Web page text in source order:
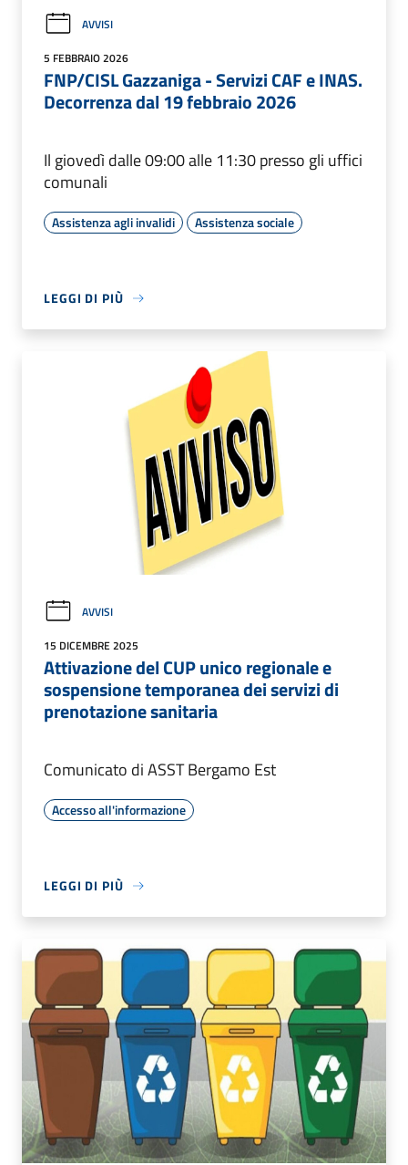
AVVISI
5 FEBBRAIO 2026
FNP/CISL Gazzaniga - Servizi CAF e INAS.
Decorrenza dal 19 febbraio 2026
Il giovedì dalle 09:00 alle 11:30 presso gli uffici
comunali
Assistenza agli invalidi Assistenza sociale
LEGGI DI PIÙ
AVVISI
15 DICEMBRE 2025
Attivazione del CUP unico regionale e
sospensione temporanea dei servizi di
prenotazione sanitaria
Comunicato di ASST Bergamo Est
Accesso all'informazione
LEGGI DI PIÙ